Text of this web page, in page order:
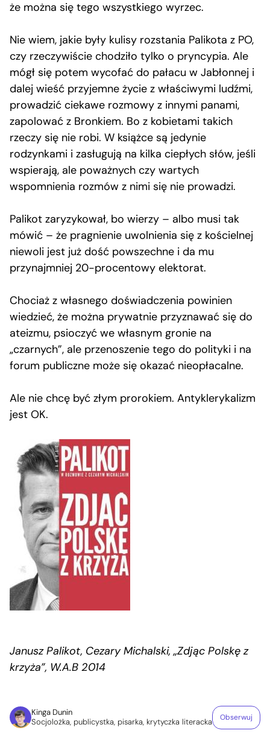
że można się tego wszystkiego wyrzec.
Nie wiem, jakie były kulisy rozstania Palikota z PO,
czy rzeczywiście chodziło tylko o pryncypia. Ale
mógł się potem wycofać do pałacu w Jabłonnej i
dalej wieść przyjemne życie z właściwymi ludźmi,
prowadzić ciekawe rozmowy z innymi panami,
zapolować z Bronkiem. Bo z kobietami takich
rzeczy się nie robi. W książce są jedynie
rodzynkami i zasługują na kilka ciepłych słów, jeśli
wspierają, ale poważnych czy wartych
wspomnienia rozmów z nimi się nie prowadzi.
Palikot zaryzykował, bo wierzy – albo musi tak
mówić – że pragnienie uwolnienia się z kościelnej
niewoli jest już dość powszechne i da mu
przynajmniej 20-procentowy elektorat.
Chociaż z własnego doświadczenia powinien
wiedzieć, że można prywatnie przyznawać się do
ateizmu, psioczyć we własnym gronie na
„czarnych”, ale przenoszenie tego do polityki i na
forum publiczne może się okazać nieopłacalne.
Ale nie chcę być złym prorokiem. Antyklerykalizm
jest OK.
Janusz Palikot, Cezary Michalski, „Zdjąc Polskę z
krzyża”, W.A.B 2014
Kinga Dunin
Socjolożka, publicystka, pisarka, krytyczka literacka
Obserwuj